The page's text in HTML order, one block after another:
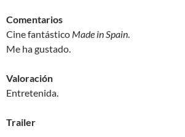
Comentarios
Cine fantástico Made in Spain.
Me ha gustado.
Valoración
Entretenida.
Trailer